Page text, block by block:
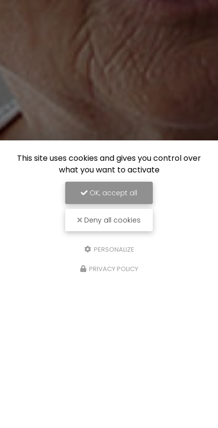
This site uses cookies and gives you control over
what you want to activate
OK, accept all
Deny all cookies
PERSONALIZE
PRIVACY POLICY